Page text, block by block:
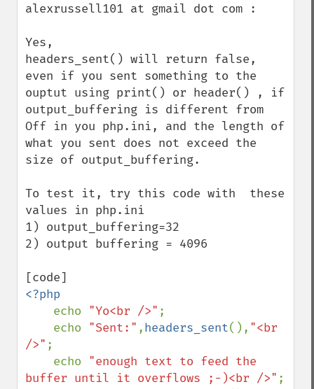
alexrussell101 at gmail dot com :
Yes,
headers_sent() will return false,
even if you sent something to the
ouptut using print() or header() , if
output_buffering is different from
Off in you php.ini, and the length of
what you sent does not exceed the
size of output_buffering.
To test it, try this code with  these
values in php.ini
1) output_buffering=32
2) output buffering = 4096
<?php
echo "Yo<br />" ;
    echo
"Sent:" ,headers_sent(), "<br
/>" ;
    echo
"enough text to feed the
buffer until it overflows ;-)<br />" ;